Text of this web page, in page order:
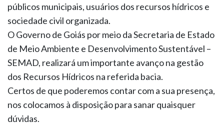
públicos municipais, usuários dos recursos hídricos e
sociedade civil organizada.
O Governo de Goiás por meio da Secretaria de Estado
de Meio Ambiente e Desenvolvimento Sustentável –
SEMAD, realizará um importante avanço na gestão
dos Recursos Hídricos na referida bacia.
Certos de que poderemos contar com a sua presença,
nos colocamos à disposição para sanar quaisquer
dúvidas.